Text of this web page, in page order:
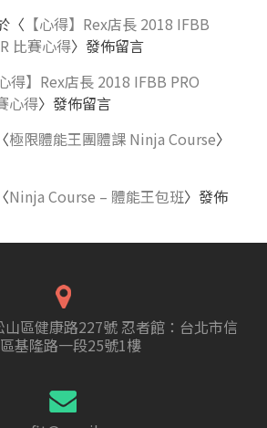
〈 【心得】Rex店長 2018 IFBB
比賽心得〉發佈留言
心得】Rex店長 2018 IFBB PRO
心得〉發佈留言
極限體能王團體課 Ninja Course〉
Ninja Course – 體能王包班〉發佈
區健康路227號 忍者館：台北市信
基隆路一段25號1樓